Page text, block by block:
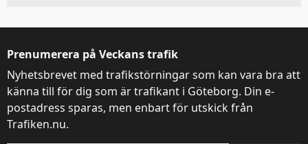
Prenumerera på Veckans trafik
Nyhetsbrevet med trafikstörningar som kan vara bra att
känna till för dig som är trafikant i Göteborg. Din e-
postadress sparas, men enbart för utskick från
Trafiken.nu.